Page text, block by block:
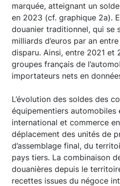
marquée, atteignant un
en 2023 (cf. graphique 2a).
douanier traditionnel, qui se
milliards d’euros par an
disparu. Ainsi, entre 2021 et
groupes français de
importateurs nets en
L’évolution des soldes des
équipementiers automobiles
international et commerce
déplacement des unités de
d’assemblage final, du
pays tiers. La combinaison
douanières depuis le
recettes issues du négoce